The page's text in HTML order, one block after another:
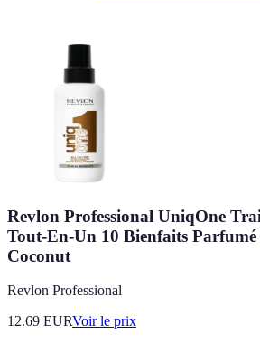
Revlon Professional UniqOne
Tout-En-Un 10 Bienfaits
Coconut
Revlon Professional
12.69 EURVoir le prix